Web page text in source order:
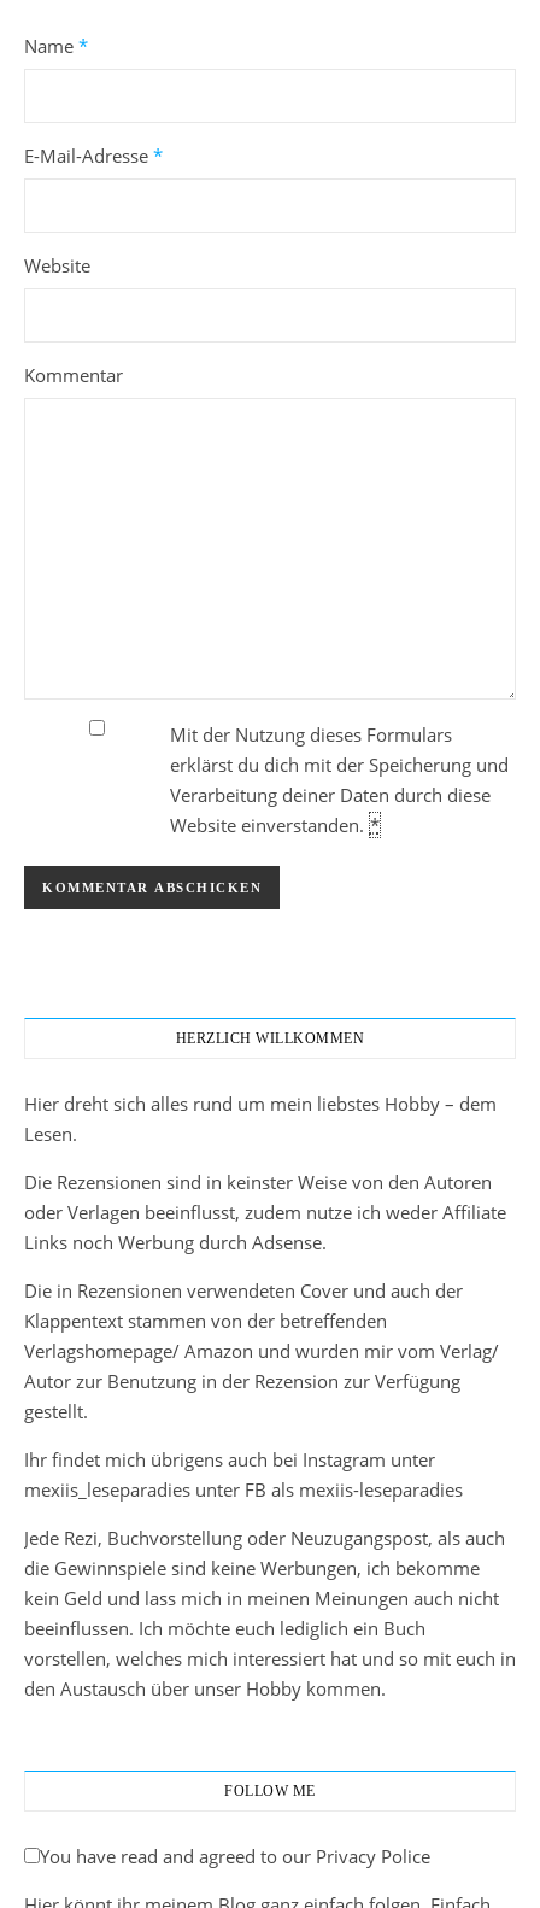
Name *
E-Mail-Adresse *
Website
Kommentar
Mit der Nutzung dieses Formulars
erklärst du dich mit der Speicherung und
Verarbeitung deiner Daten durch diese
Website einverstanden. *
HERZLICH WILLKOMMEN
Hier dreht sich alles rund um mein liebstes Hobby – dem
Lesen.
Die Rezensionen sind in keinster Weise von den Autoren
oder Verlagen beeinflusst, zudem nutze ich weder Affiliate
Links noch Werbung durch Adsense.
Die in Rezensionen verwendeten Cover und auch der
Klappentext stammen von der betreffenden
Verlagshomepage/ Amazon und wurden mir vom Verlag/
Autor zur Benutzung in der Rezension zur Verfügung
gestellt.
Ihr findet mich übrigens auch bei Instagram unter
mexiis_leseparadies unter FB als mexiis-leseparadies
Jede Rezi, Buchvorstellung oder Neuzugangspost, als auch
die Gewinnspiele sind keine Werbungen, ich bekomme
kein Geld und lass mich in meinen Meinungen auch nicht
beeinflussen. Ich möchte euch lediglich ein Buch
vorstellen, welches mich interessiert hat und so mit euch in
den Austausch über unser Hobby kommen.
FOLLOW ME
You have read and agreed to our Privacy Police